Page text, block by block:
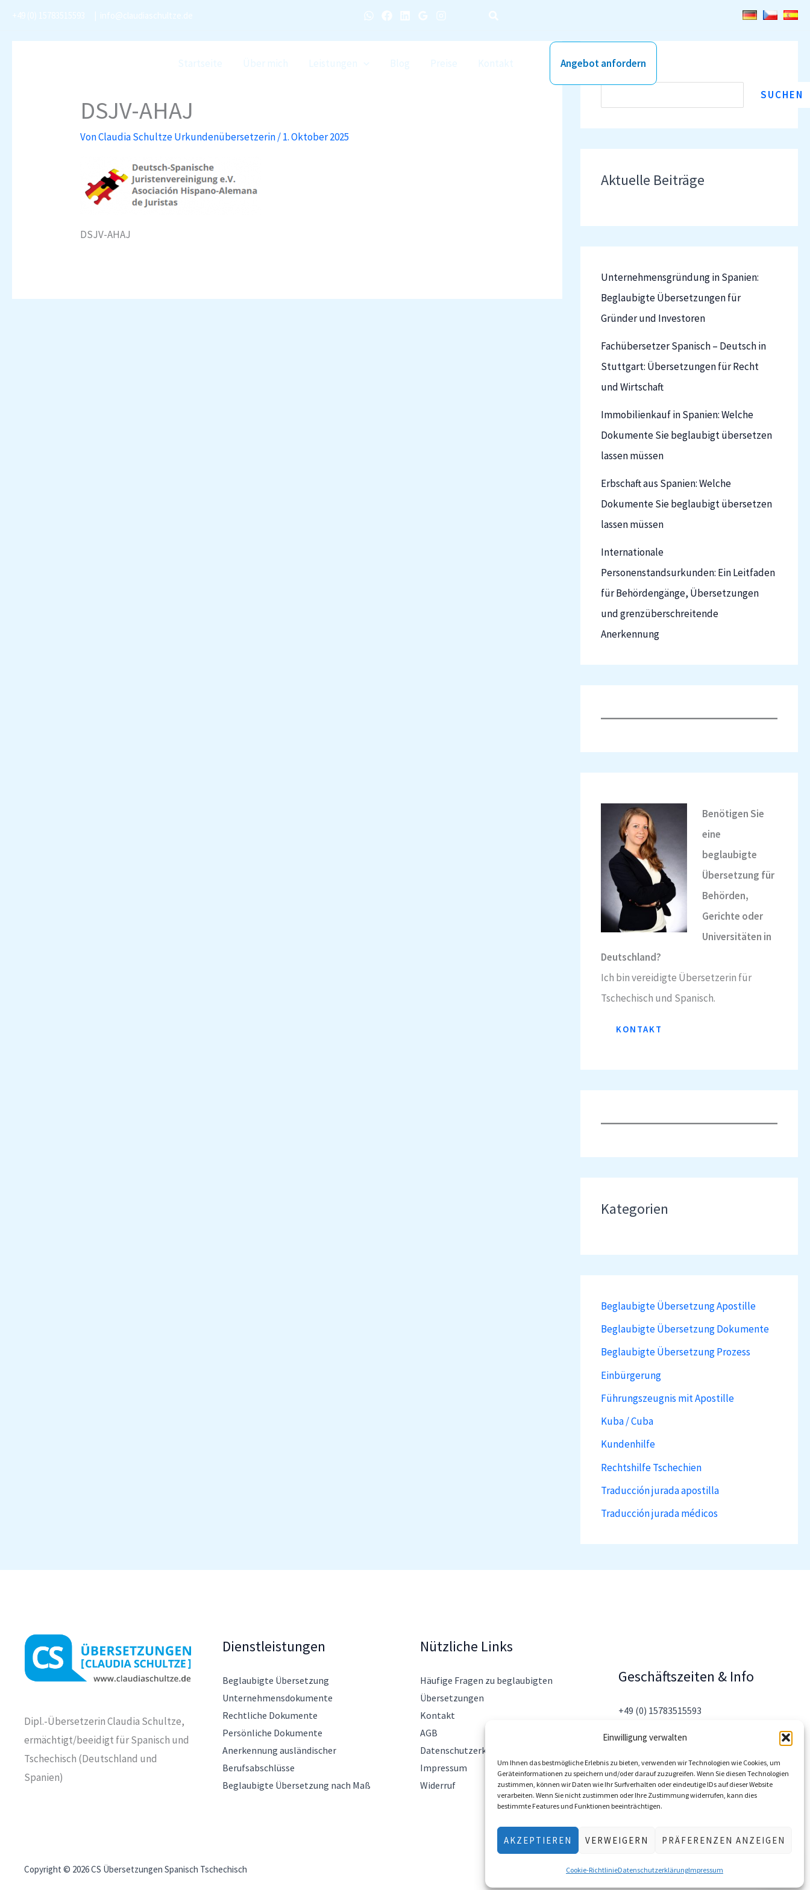
Einwilligung verwalten
Um Ihnen das bestmögliche Erlebnis zu bieten, verwenden wir Technologien wie Cookies, um
Geräteinformationen zu speichern und/oder darauf zuzugreifen. Wenn Sie diesen Technologien
zustimmen, können wir Daten wie Ihr Surfverhalten oder eindeutige IDs auf dieser Website
verarbeiten. Wenn Sie nicht zustimmen oder Ihre Zustimmung widerrufen, kann dies
bestimmte Features und Funktionen beeinträchtigen.
AKZEPTIEREN VERWEIGERN PRÄFERENZEN ANZEIGEN
Cookie-RichtlinieDatenschutzerklärungImpressum
+49 (0) 15783515593 | info@claudiaschultze.de
Startseite Über mich Leistungen Blog Preise Kontakt Angebot anfordern
DSJV-AHAJ
VonClaudia Schultze Urkundenübersetzerin/1. Oktober 2025
DSJV-AHAJ
SUCHEN
Aktuelle Beiträge
Unternehmensgründung in Spanien:
Beglaubigte Übersetzungen für
Gründer und Investoren
Fachübersetzer Spanisch – Deutsch in
Stuttgart: Übersetzungen für Recht
und Wirtschaft
Immobilienkauf in Spanien: Welche
Dokumente Sie beglaubigt übersetzen
lassen müssen
Erbschaft aus Spanien: Welche
Dokumente Sie beglaubigt übersetzen
lassen müssen
Internationale
Personenstandsurkunden: Ein Leitfaden
für Behördengänge, Übersetzungen
und grenzüberschreitende
Anerkennung
Benötigen Sie
eine
beglaubigte
Übersetzung für
Behörden,
Gerichte oder
Universitäten in
Deutschland?
Ich bin vereidigte Übersetzerin für
Tschechisch und Spanisch.
KONTAKT
Kategorien
Beglaubigte Übersetzung Apostille
Beglaubigte Übersetzung Dokumente
Beglaubigte Übersetzung Prozess
Einbürgerung
Führungszeugnis mit Apostille
Kuba / Cuba
Kundenhilfe
Rechtshilfe Tschechien
Traducción jurada apostilla
Traducción jurada médicos
Dipl.-Übersetzerin Claudia Schultze,
ermächtigt/beeidigt für Spanisch und
Tschechisch (Deutschland und
Spanien)
Dienstleistungen
Beglaubigte Übersetzung
Unternehmensdokumente
Rechtliche Dokumente
Persönliche Dokumente
Anerkennung ausländischer
Berufsabschlüsse
Beglaubigte Übersetzung nach Maß
Nützliche Links
Häufige Fragen zu beglaubigten
Übersetzungen
Kontakt
AGB
Datenschutzerklärung
Impressum
Widerruf
Geschäftszeiten & Info
+49 (0) 15783515593
Mo-Fr 9-16Uhr
Copyright © 2026 CS Übersetzungen Spanisch Tschechisch